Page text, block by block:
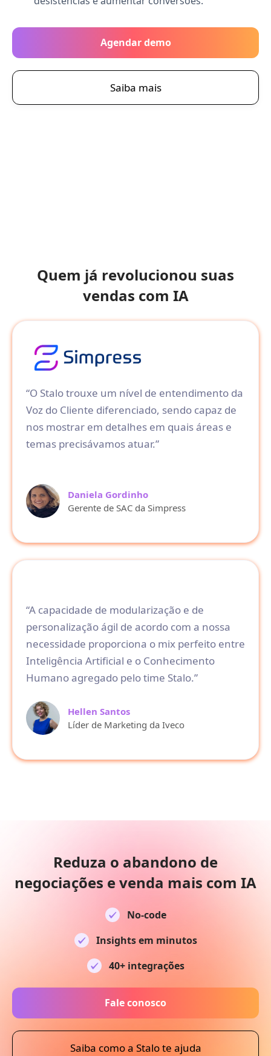
Agendar demo
Saiba mais
Quem já revolucionou suas
vendas com IA
“O Stalo trouxe um nível de entendimento da
Voz do Cliente diferenciado, sendo capaz de
nos mostrar em detalhes em quais áreas e
temas precisávamos atuar.”
Daniela Gordinho
Gerente de SAC da Simpress
“A capacidade de modularização e de
personalização ágil de acordo com a nossa
necessidade proporciona o mix perfeito entre
Inteligência Artificial e o Conhecimento
Humano agregado pelo time Stalo.”
Hellen Santos
Líder de Marketing da Iveco
Reduza o abandono de
negociações e venda mais com IA
No-code
Insights em minutos
40+ integrações
Fale conosco
Saiba como a Stalo te ajuda